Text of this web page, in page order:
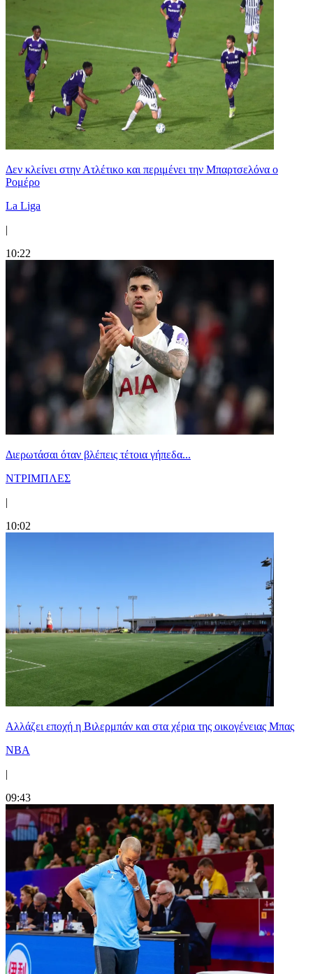
Δεν κλείνει στην Ατλέτικο και περιμένει την Μπαρτσελόνα ο
Ρομέρο
La Liga
|
10:22
Διερωτάσαι όταν βλέπεις τέτοια γήπεδα...
ΝΤΡΙΜΠΛΕΣ
|
10:02
Aλλάζει εποχή η Βιλερμπάν και στα χέρια της οικογένειας Μπας
NBA
|
09:43